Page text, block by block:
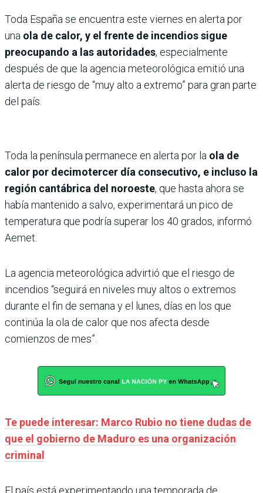
Toda España se encuentra este viernes en alerta por
una ola de calor, y el frente de incendios sigue
preocupando a las autoridades, especialmente
después de que la agencia meteorológica emitió una
alerta de riesgo de “muy alto a extremo” para gran parte
del país.
Toda la península permanece en alerta por la ola de
calor por decimotercer día consecutivo, e incluso la
región cantábrica del noroeste, que hasta ahora se
había mantenido a salvo, experimentará un pico de
temperatura que podría superar los 40 grados, informó
Aemet.
La agencia meteorológica advirtió que el riesgo de
incendios “seguirá en niveles muy altos o extremos
durante el fin de semana y el lunes, días en los que
continúa la ola de calor que nos afecta desde
comienzos de mes”.
Te puede interesar: Marco Rubio no tiene dudas de
que el gobierno de Maduro es una organización
criminal
El país está experimentando una temporada de